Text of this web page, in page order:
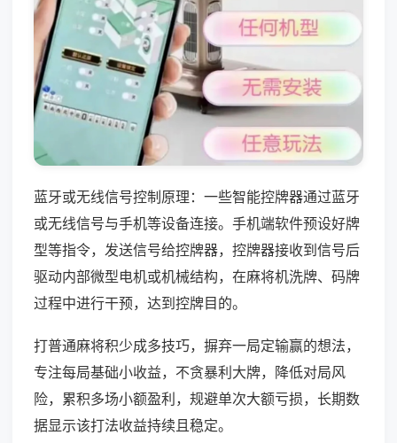
蓝牙或无线信号控制原理：一些智能控牌器通过蓝牙
或无线信号与手机等设备连接。手机端软件预设好牌
型等指令，发送信号给控牌器，控牌器接收到信号后
驱动内部微型电机或机械结构，在麻将机洗牌、码牌
过程中进行干预，达到控牌目的。
打普通麻将积少成多技巧，摒弃一局定输赢的想法，
专注每局基础小收益，不贪暴利大牌，降低对局风
险，累积多场小额盈利，规避单次大额亏损，长期数
据显示该打法收益持续且稳定。